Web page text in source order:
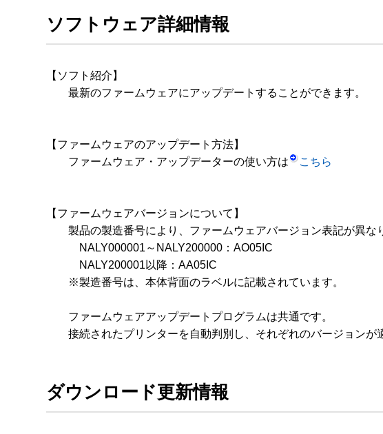
ソフトウェア詳細情報
【ソフト紹介】
最新のファームウェアにアップデートすることができます。
【ファームウェアのアップデート方法】
ファームウェア・アップデーターの使い方は
こちら
【ファームウェアバージョンについて】
製品の製造番号により、ファームウェアバージョン表記が異な
NALY000001～NALY200000：AO05IC
NALY200001以降：AA05IC
※製造番号は、本体背面のラベルに記載されています。
ファームウェアアップデートプログラムは共通です。
ダウンロード更新情報